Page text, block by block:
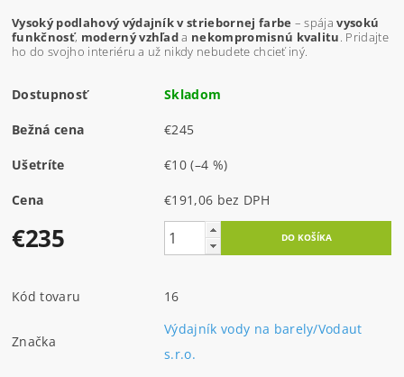
Vysoký podlahový výdajník v striebornej farbe – spájavysokú
funkčnosť, moderný vzhľada nekompromisnú kvalitu. Pridajte
ho do svojho interiéru a už nikdy nebudete chcieť iný.
Dostupnosť Skladom
Bežná cena €245
Ušetríte €10(–4 %)
Cena €191,06 bez DPH
€235
Kód tovaru 16
Značka
Výdajník vody na barely/Vodaut
s.r.o.